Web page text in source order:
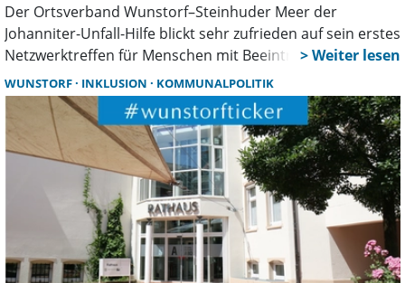
Der Ortsverband Wunstorf–Steinhuder Meer der
Johanniter-Unfall-Hilfe blickt sehr zufrieden auf sein erstes
Netzwerktreffen für Menschen mit Beeinträchtigungen
und ihre Angehörigen zurück. Rund 40 Interessierte
waren der Einladung in die Johanniter-Dienststelle in
Wunstorf gefolgt und nutzten den Abend für einen
lebendigen und intensiven Austausch. In einer offenen,
wertschätzenden und konstruktiven Atmosphäre kamen
zahlreiche Ideen, Wünsche und Erwartungen an den
Aufbau eines dauerhaften Netzwerks zur Sprache. Ziel der
neuen Veranstaltungsreihe ist es, einen Raum für
Begegnung, gegenseitige Unterstützung und Vernetzung
zu schaffen.
WUNSTORF INKLUSION KOMMUNALPOLITIK